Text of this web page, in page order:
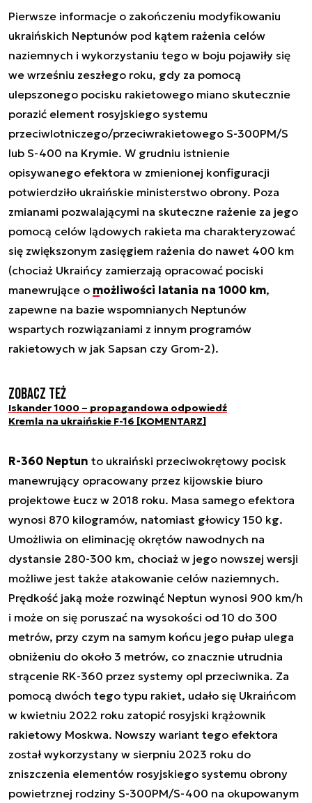
Pierwsze informacje o zakończeniu modyfikowaniu
ukraińskich Neptunów pod kątem rażenia celów
naziemnych i wykorzystaniu tego w boju pojawiły się
we wrześniu zeszłego roku, gdy za pomocą
ulepszonego pocisku rakietowego miano skutecznie
porazić element rosyjskiego systemu
przeciwlotniczego/przeciwrakietowego S-300PM/S
lub S-400 na Krymie. W grudniu istnienie
opisywanego efektora w zmienionej konfiguracji
potwierdziło ukraińskie ministerstwo obrony. Poza
zmianami pozwalającymi na skuteczne rażenie za jego
pomocą celów lądowych rakieta ma charakteryzować
się zwiększonym zasięgiem rażenia do nawet 400 km
(chociaż Ukraińcy zamierzają opracować pociski
manewrujące o możliwości latania na 1000 km,
zapewne na bazie wspomnianych Neptunów
wspartych rozwiązaniami z innym programów
rakietowych w jak Sapsan czy Grom-2).
Zobacz też
Iskander 1000 – propagandowa odpowiedź
Kremla na ukraińskie F-16 [KOMENTARZ]
R-360 Neptun to ukraiński przeciwokrętowy pocisk
manewrujący opracowany przez kijowskie biuro
projektowe Łucz w 2018 roku. Masa samego efektora
wynosi 870 kilogramów, natomiast głowicy 150 kg.
Umożliwia on eliminację okrętów nawodnych na
dystansie 280-300 km, chociaż w jego nowszej wersji
możliwe jest także atakowanie celów naziemnych.
Prędkość jaką może rozwinąć Neptun wynosi 900 km/h
i może on się poruszać na wysokości od 10 do 300
metrów, przy czym na samym końcu jego pułap ulega
obniżeniu do około 3 metrów, co znacznie utrudnia
strącenie RK-360 przez systemy opl przeciwnika. Za
pomocą dwóch tego typu rakiet, udało się Ukraińcom
w kwietniu 2022 roku zatopić rosyjski krążownik
rakietowy Moskwa. Nowszy wariant tego efektora
został wykorzystany w sierpniu 2023 roku do
zniszczenia elementów rosyjskiego systemu obrony
powietrznej rodziny S-300PM/S-400 na okupowanym